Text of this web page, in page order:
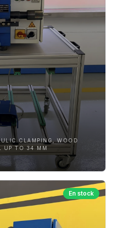
CLAMPING, WOOD
UP TO 34 MM
En stock